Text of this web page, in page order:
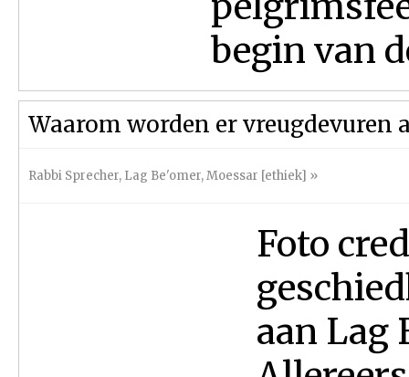
begin van
Waarom worden er vreugdevuren
Rabbi Sprecher, Lag Be'omer,Moessar [ethiek] »
Foto
aan Lag